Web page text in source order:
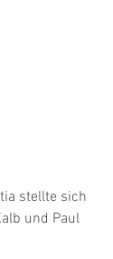
stellte sich
und Paul